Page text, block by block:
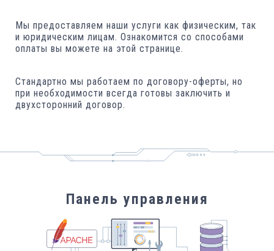
Мы предоставляем наши услуги как физическим, так
и юридическим лицам. Ознакомится со способами
оплаты вы можете на этой странице.
Стандартно мы работаем по договору-оферты, но
при необходимости всегда готовы заключить и
двухсторонний договор.
Панель управления